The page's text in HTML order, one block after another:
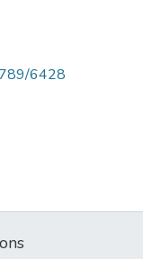
6428